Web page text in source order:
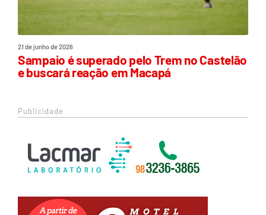
21 de junho de 2026
Sampaio é superado pelo Trem no Castelão
e buscará reação em Macapá
Publicidade